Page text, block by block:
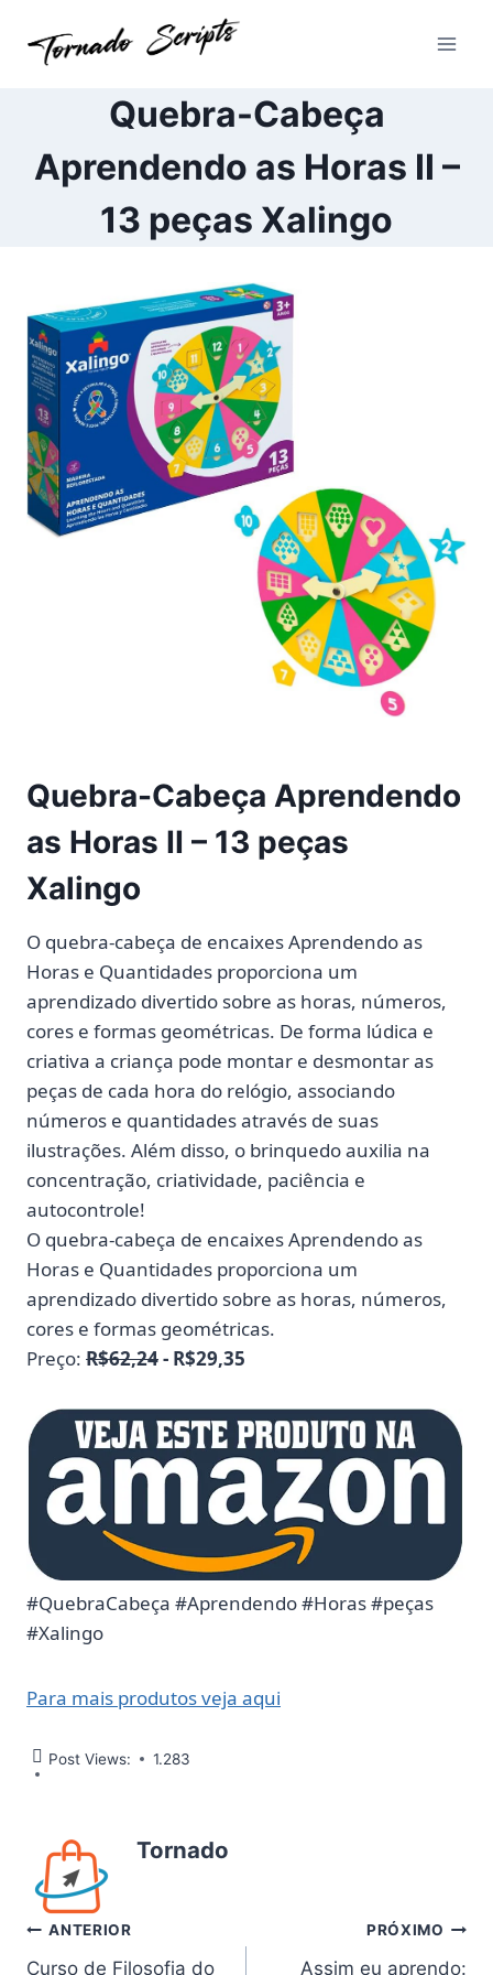
para
Quebra-Cabeça
Aprendendo as Horas II –
13 peças Xalingo
Quebra-Cabeça Aprendendo
as Horas II – 13 peças
Xalingo
O quebra-cabeça de encaixes Aprendendo as
Horas e Quantidades proporciona um
aprendizado divertido sobre as horas, números,
cores e formas geométricas. De forma lúdica e
criativa a criança pode montar e desmontar as
peças de cada hora do relógio, associando
números e quantidades através de suas
ilustrações. Além disso, o brinquedo auxilia na
concentração, criatividade, paciência e
autocontrole!
O quebra-cabeça de encaixes Aprendendo as
Horas e Quantidades proporciona um
aprendizado divertido sobre as horas, números,
cores e formas geométricas.
Preço: R$62,24- R$29,35
#QuebraCabeça #Aprendendo #Horas #peças
#Xalingo
Para mais produtos veja aqui
Post Views: 1.283
Tornado
Navegação
ANTERIOR
Curso de Filosofia do
PRÓXIMO
Assim eu aprendo: